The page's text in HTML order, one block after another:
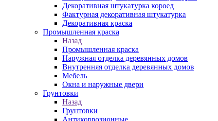
Декоративная штукатурка короед
Фактурная декоративная штукатурка
Декоративная краска
Промышленная краска
Назад
Промышленная краска
Наружная отделка деревянных домов
Внутренняя отделка деревянных домов
Мебель
Окна и наружные двери
Грунтовки
Назад
Грунтовки
Антикоррозионные